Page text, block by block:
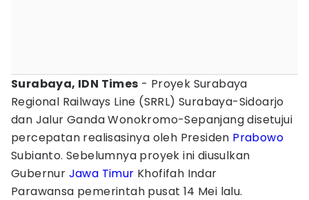
Surabaya, IDN Times - Proyek Surabaya
Regional Railways Line (SRRL) Surabaya-Sidoarjo
dan Jalur Ganda Wonokromo-Sepanjang disetujui
percepatan realisasinya oleh Presiden Prabowo
Subianto. Sebelumnya proyek ini diusulkan
Gubernur Jawa Timur Khofifah Indar
Parawansa pemerintah pusat 14 Mei lalu.